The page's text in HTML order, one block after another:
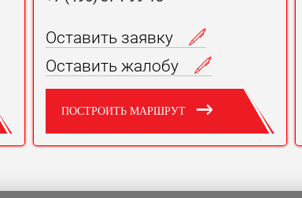
Оставить заявку
Оставить жалобу
ПОСТРОИТЬ МАРШРУТ